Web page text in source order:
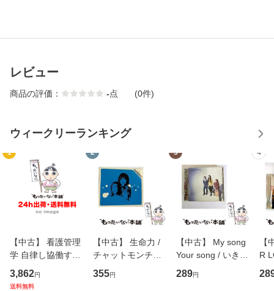
レビュー
商品の評価： -点 (0件)
ウィークリーランキング
1
【中古】 看護管理
学 自律し協働する
専門職の看護マネ
ジメントスキル 改
3,862円
送料無料
2
【中古】 生命力 /
チャットモンチー /
キューンレコード
[CD]【メール便送
355円
3
【中古】 My song
Your song / いきも
のがかり / [CD]
【メール便送料無
289円
4
【
R
産